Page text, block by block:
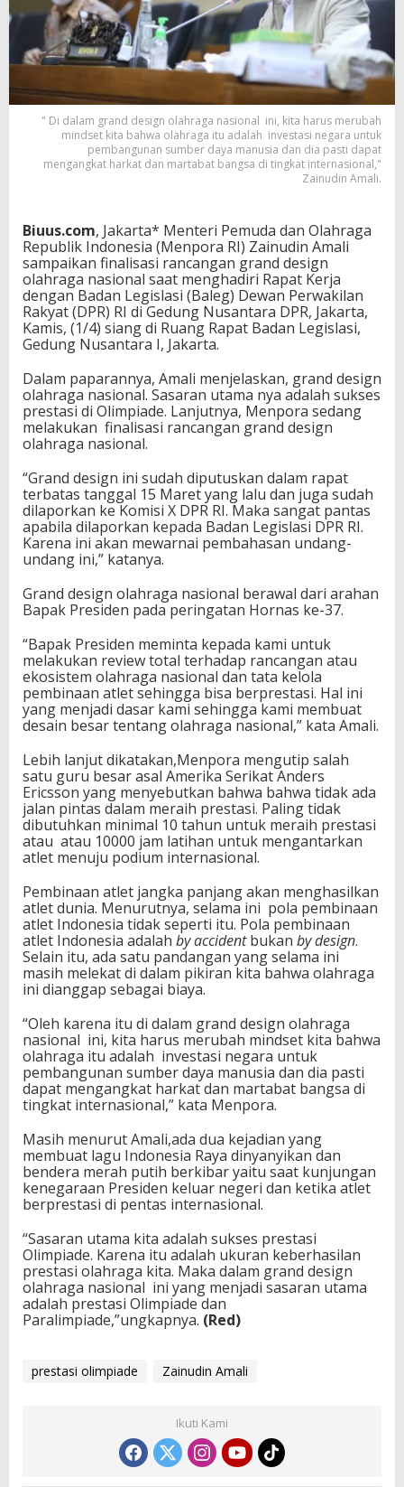
n
c
a
n
g
n
G
r
a
n
s
i
g
n
O
l
a
h
a
g
a
N
a
i
o
n
a
" Di dalam grand design olahraga nasional ini, kita harus merubah
mindset kita bahwa olahraga itu adalah investasi negara untuk
pembangunan sumber daya manusia dan dia pasti dapat
mengangkat harkat dan martabat bangsa di tingkat internasional,"
Zainudin Amali.
Biuus.com, Jakarta* Menteri Pemuda dan Olahraga
Republik Indonesia (Menpora RI) Zainudin Amali
sampaikan finalisasi rancangan grand design
olahraga nasional saat menghadiri Rapat Kerja
dengan Badan Legislasi (Baleg) Dewan Perwakilan
Rakyat (DPR) RI di Gedung Nusantara DPR, Jakarta,
Kamis, (1/4) siang di Ruang Rapat Badan Legislasi,
Gedung Nusantara I, Jakarta.
Dalam paparannya, Amali menjelaskan, grand design
olahraga nasional. Sasaran utama nya adalah sukses
prestasi di Olimpiade. Lanjutnya, Menpora sedang
melakukan finalisasi rancangan grand design
olahraga nasional.
“Grand design ini sudah diputuskan dalam rapat
terbatas tanggal 15 Maret yang lalu dan juga sudah
dilaporkan ke Komisi X DPR RI. Maka sangat pantas
apabila dilaporkan kepada Badan Legislasi DPR RI.
Karena ini akan mewarnai pembahasan undang-
undang ini,” katanya.
Grand design olahraga nasional berawal dari arahan
Bapak Presiden pada peringatan Hornas ke-37.
“Bapak Presiden meminta kepada kami untuk
melakukan review total terhadap rancangan atau
ekosistem olahraga nasional dan tata kelola
pembinaan atlet sehingga bisa berprestasi. Hal ini
yang menjadi dasar kami sehingga kami membuat
desain besar tentang olahraga nasional,” kata Amali.
Lebih lanjut dikatakan,Menpora mengutip salah
satu guru besar asal Amerika Serikat Anders
Ericsson yang menyebutkan bahwa bahwa tidak ada
jalan pintas dalam meraih prestasi. Paling tidak
dibutuhkan minimal 10 tahun untuk meraih prestasi
atau atau 10000 jam latihan untuk mengantarkan
atlet menuju podium internasional.
Pembinaan atlet jangka panjang akan menghasilkan
atlet dunia. Menurutnya, selama ini pola pembinaan
atlet Indonesia tidak seperti itu. Pola pembinaan
atlet Indonesia adalah by accidentbukan by design.
Selain itu, ada satu pandangan yang selama ini
masih melekat di dalam pikiran kita bahwa olahraga
ini dianggap sebagai biaya.
“Oleh karena itu di dalam grand design olahraga
nasional ini, kita harus merubah mindset kita bahwa
olahraga itu adalah investasi negara untuk
pembangunan sumber daya manusia dan dia pasti
dapat mengangkat harkat dan martabat bangsa di
tingkat internasional,” kata Menpora.
Masih menurut Amali,ada dua kejadian yang
membuat lagu Indonesia Raya dinyanyikan dan
bendera merah putih berkibar yaitu saat kunjungan
kenegaraan Presiden keluar negeri dan ketika atlet
berprestasi di pentas internasional.
“Sasaran utama kita adalah sukses prestasi
Olimpiade. Karena itu adalah ukuran keberhasilan
prestasi olahraga kita. Maka dalam grand design
olahraga nasional ini yang menjadi sasaran utama
adalah prestasi Olimpiade dan
Paralimpiade,”ungkapnya. (Red)
prestasi olimpiade Zainudin Amali
Ikuti Kami